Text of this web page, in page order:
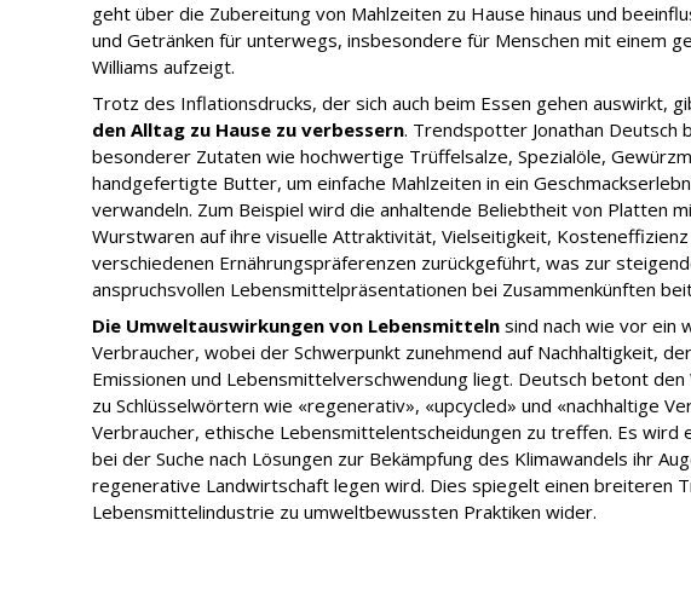
geht über die Zubereitung von Mahlzeiten zu Hause hinaus und
und Getränken für unterwegs, insbesondere für Menschen mit einem
Williams aufzeigt.
Trotz des Inflationsdrucks, der sich auch beim Essen gehen auswirkt,
den Alltag zu Hause zu verbessern. Trendspotter Jonathan Deutsch
besonderer Zutaten wie hochwertige Trüffelsalze, Spezialöle,
handgefertigte Butter, um einfache Mahlzeiten in ein
verwandeln. Zum Beispiel wird die anhaltende Beliebtheit von Platten
Wurstwaren auf ihre visuelle Attraktivität, Vielseitigkeit,
verschiedenen Ernährungspräferenzen zurückgeführt, was zur
anspruchsvollen Lebensmittelpräsentationen bei Zusammenkünften
Die Umweltauswirkungen von Lebensmitteln sind nach wie vor ein
Verbraucher, wobei der Schwerpunkt zunehmend auf Nachhaltigkeit,
Emissionen und Lebensmittelverschwendung liegt. Deutsch betont den
zu Schlüsselwörtern wie «regenerativ», «upcycled» und «nachhaltige
Verbraucher, ethische Lebensmittelentscheidungen zu treffen. Es wird
bei der Suche nach Lösungen zur Bekämpfung des Klimawandels ihr
regenerative Landwirtschaft legen wird. Dies spiegelt einen breiteren
Lebensmittelindustrie zu umweltbewussten Praktiken wider.